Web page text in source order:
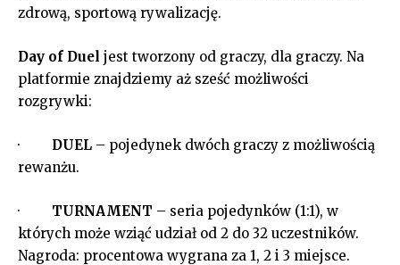
zdrową, sportową rywalizację.
Day of Duel jest tworzony od graczy, dla graczy. Na
platformie znajdziemy aż sześć możliwości
rozgrywki:
· DUEL – pojedynek dwóch graczy z możliwością
rewanżu.
· TURNAMENT – seria pojedynków (1:1), w
których może wziąć udział od 2 do 32 uczestników.
Nagroda: procentowa wygrana za 1, 2 i 3 miejsce.